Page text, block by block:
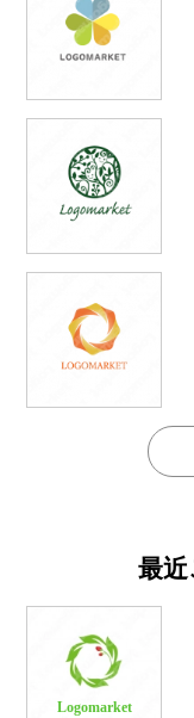
最
Logomarket